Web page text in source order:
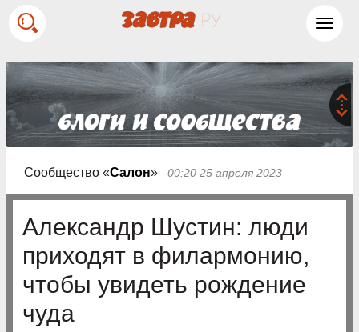
Сообщество «Салон» 00:20 25 апреля 2023
Александр Шустин: люди
приходят в филармонию,
чтобы увидеть рождение
чуда